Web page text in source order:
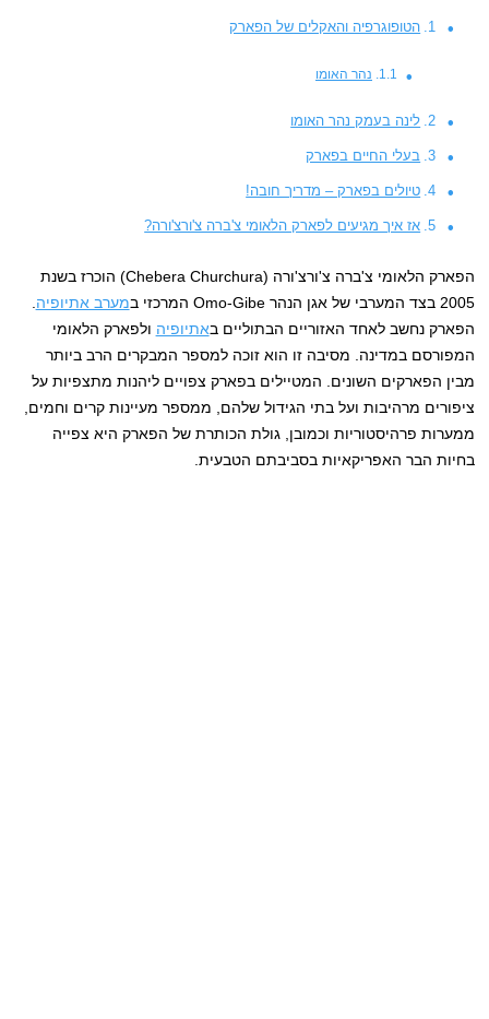
הטופוגרפיה והאקלים של הפארק
נהר האומו
לינה בעמק נהר האומו
בעלי החיים בפארק
טיולים בפארק – מדריך חובה!
אז איך מגיעים לפארק הלאומי צ'ברה צ'ורצ'ורה?
הפארק הלאומי צ'ברה צ'ורצ'ורה (Chebera Churchura) הוכרז בשנת
2005 בצד המערבי של אגן הנהר Omo-Gibe המרכזי ב
מערב אתיופיה
הפארק נחשב לאחד האזוריים הבתוליים באתיופיה ולפארק הלאומי
המפורסם במדינה. מסיבה זו הוא זוכה למספר המבקרים הרב ביותר
מבין הפארקים השונים. המטיילים בפארק צפויים ליהנות מתצפיות על
ציפורים מרהיבות ועל בתי הגידול שלהם, ממספר מעיינות קרים וחמים,
ממערות פרהיסטוריות וכמובן, גולת הכותרת של הפארק היא צפייה
בחיות הבר האפריקאיות בסביבתם הטבעית.